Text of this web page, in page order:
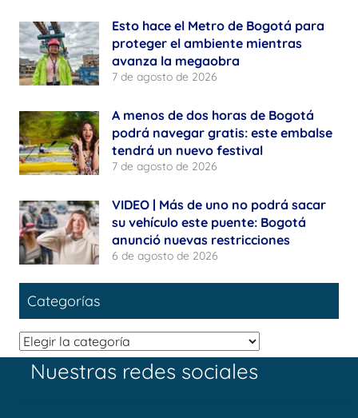
Esto hace el Metro de Bogotá para
proteger el ambiente mientras
avanza la megaobra
7 de agosto de 2026
A menos de dos horas de Bogotá
podrá navegar gratis: este embalse
tendrá un nuevo festival
7 de agosto de 2026
VIDEO | Más de uno no podrá sacar
su vehículo este puente: Bogotá
anunció nuevas restricciones
6 de agosto de 2026
Categorías
Categorías
Nuestras redes sociales